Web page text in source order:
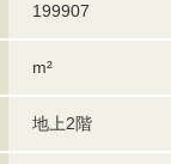
199907
m²
地上2階